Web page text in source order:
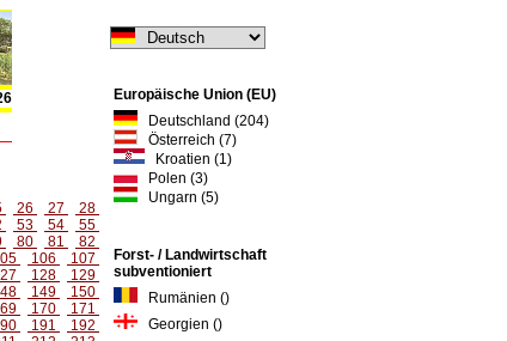
Europäische Union (EU)
Deutschland (204)
Österreich (7)
Kroatien (1)
Polen (3)
Ungarn (5)
Forst- / Landwirtschaft
subventioniert
Rumänien ()
Georgien ()
26 27
28
53 54
55
80 81
82
106
107
128
129
149
150
170
171
191
192